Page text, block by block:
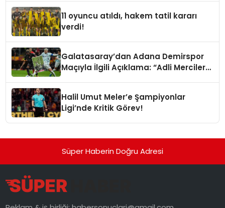
11 oyuncu atıldı, hakem tatil kararı
verdi!
Galatasaray’dan Adana Demirspor
Maçıyla İlgili Açıklama: “Adli Mercilere
Halil Umut Meler’e Şampiyonlar
Ligi’nde Kritik Görev!
Süper Haberin Doğru Adresi